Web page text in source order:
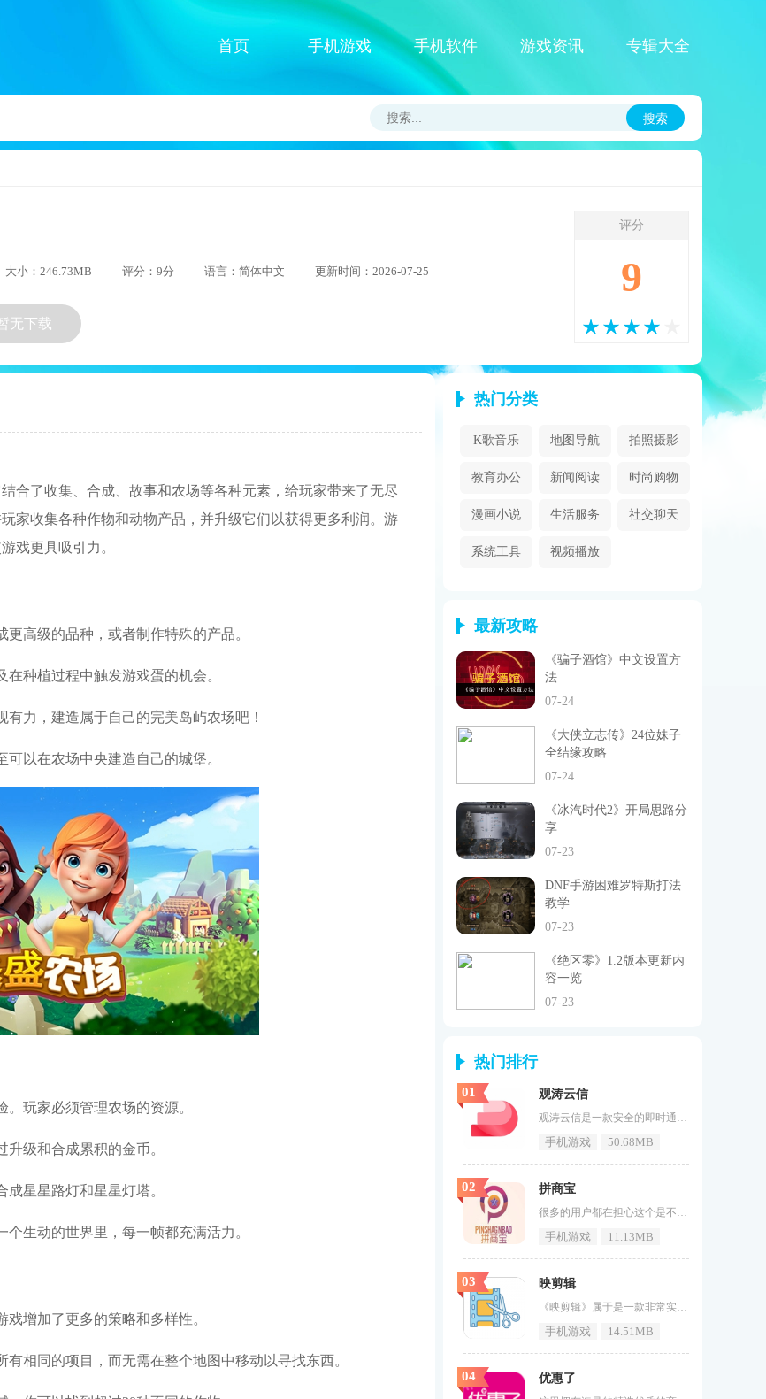
首页 手机游戏 手机软件 游戏资讯 专辑大全
搜索
大小：246.73MB 评分：9分 语言：简体中文 更新时间：2026-07-25
评分
9
合了收集、合成、故事和农场等各种元素，给玩家带来了无尽
家收集各种作物和动物产品，并升级它们以获得更多利润。游
戏更具吸引力。
高级的品种，或者制作特殊的产品。
种植过程中触发游戏蛋的机会。
力，建造属于自己的完美岛屿农场吧！
以在农场中央建造自己的城堡。
玩家必须管理农场的资源。
级和合成累积的金币。
星星路灯和星星灯塔。
生动的世界里，每一帧都充满活力。
增加了更多的策略和多样性。
相同的项目，而无需在整个地图中移动以寻找东西。
热门分类
K歌音乐 地图导航 拍照摄影
教育办公 新闻阅读 时尚购物
漫画小说 生活服务 社交聊天
系统工具 视频播放
最新攻略
《骗子酒馆》中文设置方
法
07-24
《大侠立志传》24位妹子
全结缘攻略
07-24
《冰汽时代2》开局思路分
享
07-23
DNF手游困难罗特斯打法
教学
07-23
《绝区零》1.2版本更新内
容一览
07-23
热门排行
观涛云信
观涛云信是一款安全的即时通讯软件，致力于为用户提供便捷、即时的在线沟通体验。它支持跨通信运营商、跨操作系统平台，无论身处何地，都能通过网络迅速传递语音、视频、图片和文字信息，让沟通变得更为畅通无阻。观涛云信不仅具备丰富的功能特性，还以其独特的软件风格和出色的性能赢得了广大用户的青睐。观涛云信软件特点1.观涛云信拥有智能搜索功能，支持多种搜索方式，帮助用户快速定位所需信息。2.提供个性化设置选项，用户可以根据喜好定制主题皮肤、消息提示音和聊天背景，打造专属聊天界
手机游戏 50.68MB
01
拼商宝
很多的用户都在担心这个是不是骗局，不会没有赚到钱反而丢了钱，就非常的不划算了。《拼商宝》是一个非常正规的手机抢单赚钱平台，用户只需要在这里注册完张账号之后，就可以自由的进行抢单，你抢到单大部分都是淘宝，京东之类，完成之后就能获得佣金了。拼商宝特色1、各类用户以更多的空闲时间提供专业可靠的移动兼职平台。2、真正的接单任务是随时更新多个接单任务，丰富利润。3、拼商宝中你可以邀请身边的朋友参加，会有更高的奖励等着你。4、各项任务标识清晰、可靠、操作方便。5、真正的接单任
手机游戏 11.13MB
02
映剪辑
《映剪辑》属于是一款非常实用的软件，用户在软件当中是可以进行允许用户更快地编辑他们想要的视频，总的来说是十分非常方便的，而且软件没有任何充电功能，软件可以利用开发的几个视频进行拼接非常绿色利用最短的时间制作超高效的视频，感兴趣的小伙伴赶快进行下载吧。映剪辑介绍1、软件允许用户扩展照片和视频的混合编辑，用户可以使用照片和视频进行混合。2、在软件中，您可以自由选择或自行编译视频的色调，外加多种纸贴纸，非常实用。3、软件中有多种特效，可以瞬间还原用户的原始视频，快速转换各种
手机游戏 14.51MB
03
优惠了
04